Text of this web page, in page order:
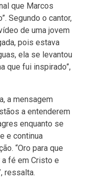
que Marcos
Segundo o cantor,
de uma jovem
pois estava
ela se levantou
que fui inspirado”,
a mensagem
a entenderem
enquanto se
e continua
“Oro para que
a fé em Cristo e
ressalta.